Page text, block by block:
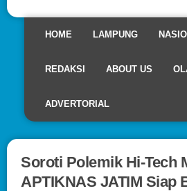
HOME LAMPUNG
REDAKSI ABOUT US
ADVERTORIAL
Soroti Polemik Hi-Tech
APTIKNAS JATIM Siap